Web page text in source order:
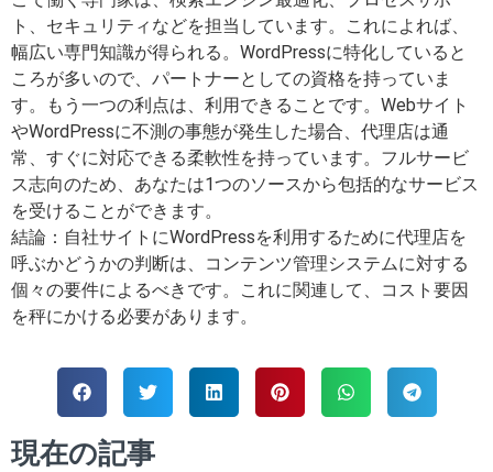
ト、セキュリティなどを担当しています。これによれば、
幅広い専門知識が得られる。WordPressに特化していると
ころが多いので、パートナーとしての資格を持っていま
す。もう一つの利点は、利用できることです。Webサイト
やWordPressに不測の事態が発生した場合、代理店は通
常、すぐに対応できる柔軟性を持っています。フルサービ
ス志向のため、あなたは1つのソースから包括的なサービス
を受けることができます。
結論：自社サイトにWordPressを利用するために代理店を
呼ぶかどうかの判断は、コンテンツ管理システムに対する
個々の要件によるべきです。これに関連して、コスト要因
を秤にかける必要があります。
現在の記事